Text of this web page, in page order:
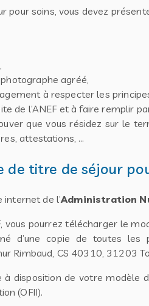
soins, vous devez
agréé,
à respecter les
de l’ANEF et à faire remplir
que vous résidez sur le
attestations, …
titre de séjour
de l’Administration
vous pourrez télécharger le
d’une copie de toutes
Rimbaud, CS 40310, 31203
disposition de votre modèle
(OFII).